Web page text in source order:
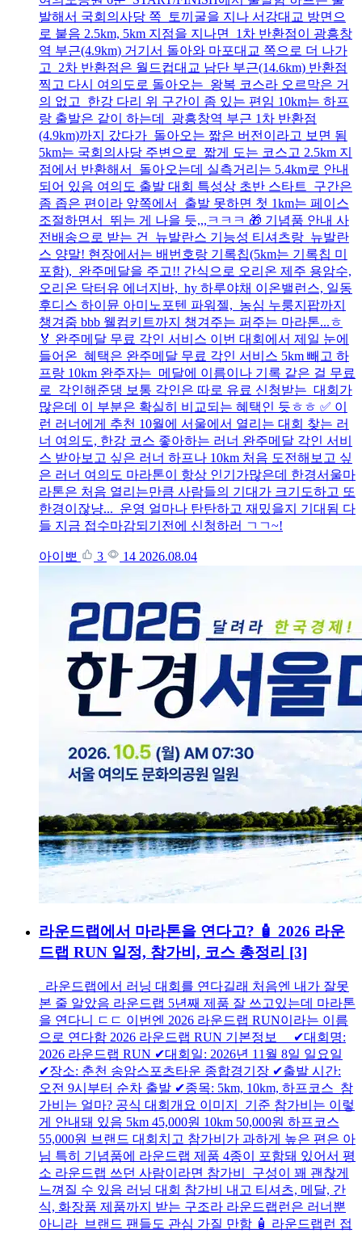
발해서 국회의사당 쪽 토끼굴을 지나 서강대교 방면으
로 붙음 2.5km, 5km 지점을 지나면 1차 반환점이 광흥창
역 부근(4.9km) 거기서 돌아와 마포대교 쪽으로 더 나가
고 2차 반환점은 월드컵대교 남단 부근(14.6km) 반환점
찍고 다시 여의도로 돌아오는 왕복 코스라 오르막은 거
의 없고 한강 다리 위 구간이 좀 있는 편임 10km는 하프
랑 출발은 같이 하는데 광흥창역 부근 1차 반환점
(4.9km)까지 갔다가 돌아오는 짧은 버전이라고 보면 됨
5km는 국회의사당 주변으로 짧게 도는 코스고 2.5km 지
점에서 반환해서 돌아오는데 실측거리는 5.4km로 안내
되어 있음 여의도 출발 대회 특성상 초반 스타트 구간은
좀 좁은 편이라 앞쪽에서 출발 못하면 첫 1km는 페이스
조절하면서 뛰는 게 나을 듯,,,ㅋㅋㅋ 🎁 기념품 안내 사
전배송으로 받는 건 뉴발란스 기능성 티셔츠랑 뉴발란
스 양말! 현장에서는 배번호랑 기록칩(5km는 기록칩 미
포함), 완주메달을 주고!! 간식으로 오리온 제주 용암수,
오리온 닥터유 에너지바, hy 하루야채 이온밸런스, 일동
후디스 하이뮨 아미노포텐 파워젤, 농심 누룽지팝까지
챙겨줌 bbb 웰컴키트까지 챙겨주는 퍼주는 마라톤...ㅎ
🏅 완주메달 무료 각인 서비스 이번 대회에서 제일 눈에
들어온 혜택은 완주메달 무료 각인 서비스 5km 빼고 하
프랑 10km 완주자는 메달에 이름이나 기록 같은 걸 무료
로 각인해준댕 보통 각인은 따로 유료 신청받는 대회가
많은데 이 부분은 확실히 비교되는 혜택인 듯ㅎㅎ ✅ 이
런 러너에게 추천 10월에 서울에서 열리는 대회 찾는 러
너 여의도, 한강 코스 좋아하는 러너 완주메달 각인 서비
스 받아보고 싶은 러너 하프나 10km 처음 도전해보고 싶
은 러너 여의도 마라톤이 항상 인기가많은데 한경서울마
라톤은 처음 열리는만큼 사람들의 기대가 크기도하고 또
한경이잖냥... 운영 얼마나 탄탄하고 재밌을지 기대됨 다
들 지금 접수마감되기전에 신청하러 ㄱㄱ~!
아이뽀 3 14 2026.08.04
라운드랩에서 마라톤을 연다고? 🧴 2026 라운
드랩 RUN 일정, 참가비, 코스 총정리 [3]
라운드랩에서 러닝 대회를 연다길래 처음엔 내가 잘못
본 줄 알았음 라운드랩 5년째 제품 잘 쓰고있는데 마라톤
을 연다니 ㄷㄷ 이번엔 2026 라운드랩 RUN이라는 이름
으로 연다함 2026 라운드랩 RUN 기본정보 ✔대회명:
2026 라운드랩 RUN ✔대회일: 2026년 11월 8일 일요일
✔장소: 춘천 송암스포츠타운 종합경기장 ✔출발 시간:
오전 9시부터 순차 출발 ✔종목: 5km, 10km, 하프코스 참
가비는 얼마? 공식 대회개요 이미지 기준 참가비는 이렇
게 안내돼 있음 5km 45,000원 10km 50,000원 하프코스
55,000원 브랜드 대회치고 참가비가 과하게 높은 편은 아
님 특히 기념품에 라운드랩 제품 4종이 포함돼 있어서 평
소 라운드랩 쓰던 사람이라면 참가비 구성이 꽤 괜찮게
느껴질 수 있음 러닝 대회 참가비 내고 티셔츠, 메달, 간
식, 화장품 제품까지 받는 구조라 라운드랩런은 러너뿐
아니라 브랜드 팬들도 관심 가질 만함 🧴 라운드랩런 접